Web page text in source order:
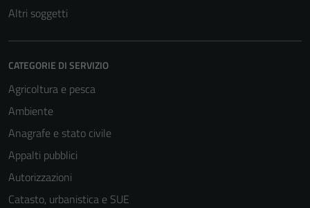
Altri soggetti
CATEGORIE DI SERVIZIO
Agricoltura e pesca
Ambiente
Anagrafe e stato civile
Appalti pubblici
Autorizzazioni
Catasto, urbanistica e SUE